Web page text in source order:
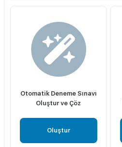
Otomatik Deneme Sınavı
Oluştur ve Çöz
Oluştur